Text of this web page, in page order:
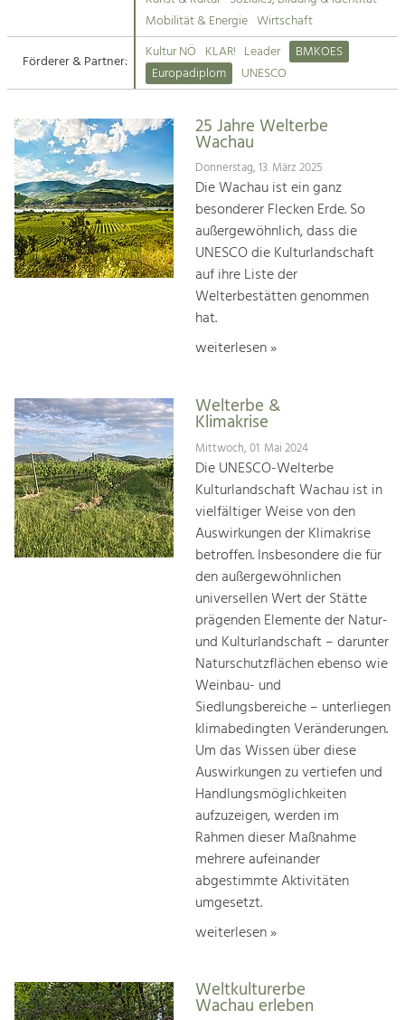
Suche
Impressum
Kontakt
Tourismus
Angebotsentwicklung und
Kunst & Kultur
Handwerk, Wissenschaft und Forschung.
Soziales, Bildung &
Identität
Gleichberechtigung, Jugend und
Integration
Mobilität & Energie
Klimawandel, öffentlicher Verkehr und
Mobilität & Energie Wirtschaft
Förderer & Partner:
Kultur NÖ KLAR! Leader
BMKOES
Europadiplom
UNESCO
25 Jahre Welterbe
Wachau
Donnerstag, 13. März 2025
Die Wachau ist ein ganz
besonderer Flecken Erde. So
außergewöhnlich, dass die
UNESCO die Kulturlandschaft
auf ihre Liste der
Welterbestätten genommen
hat.
weiterlesen »
Welterbe &
Klimakrise
Mittwoch, 01. Mai 2024
Die UNESCO-Welterbe
Kulturlandschaft Wachau ist in
vielfältiger Weise von den
Auswirkungen der Klimakrise
betroffen. Insbesondere die für
den außergewöhnlichen
universellen Wert der Stätte
prägenden Elemente der Natur-
und Kulturlandschaft – darunter
Naturschutzflächen ebenso wie
Weinbau- und
Siedlungsbereiche – unterliegen
klimabedingten Veränderungen.
Um das Wissen über diese
Auswirkungen zu vertiefen und
Handlungsmöglichkeiten
aufzuzeigen, werden im
Rahmen dieser Maßnahme
mehrere aufeinander
abgestimmte Aktivitäten
umgesetzt.
weiterlesen »
Weltkulturerbe
Wachau erleben